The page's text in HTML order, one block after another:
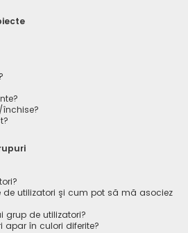
de utilizatori şi cum pot să mă asociez
grup de utilizatori?
apar în culori diferite?